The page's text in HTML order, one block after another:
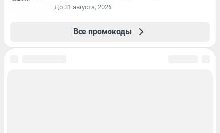
До 31 августа, 2026
Все промокоды